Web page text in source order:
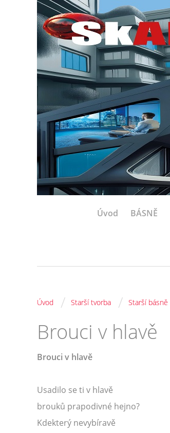
Úvod BÁSNĚ
Úvod / Starší tvorba / Starší básně
Brouci v hlavě
Brouci v hlavě
Usadilo se ti v hlavě
brouků prapodivné hejno?
Kdekterý nevybíravě